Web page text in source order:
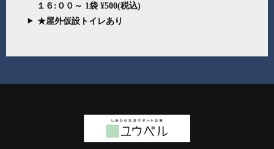
１６:００～ 1袋 ¥500(税込)
★屋外仮設トイレあり